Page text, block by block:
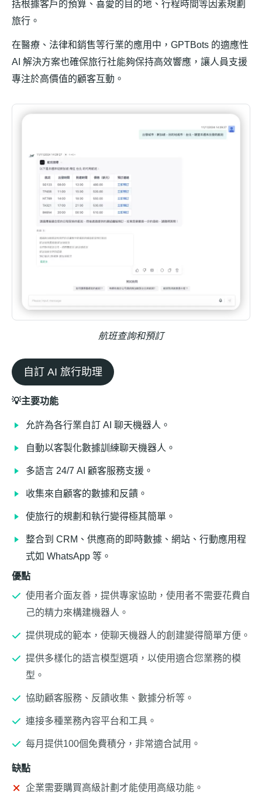
括根據客戶的預算、喜愛的目的地、行程時間等因素規劃
旅行。
在醫療、法律和銷售等行業的應用中，GPTBots 的適應性
AI 解決方案也確保旅行社能夠保持高效響應，讓人員支援
專注於高價值的顧客互動。
航班查詢和預訂
自訂 AI 旅行助理
💡主要功能
允許為各行業自訂 AI 聊天機器人。
自動以客製化數據訓練聊天機器人。
多語言 24/7 AI 顧客服務支援。
收集來自顧客的數據和反饋。
使旅行的規劃和執行變得極其簡單。
整合到 CRM、供應商的即時數據、網站、行動應用程
式如 WhatsApp 等。
優點
使用者介面友善，提供專家協助，使用者不需要花費自
己的精力來構建機器人。
提供現成的範本，使聊天機器人的創建變得簡單方便。
提供多樣化的語言模型選項，以使用適合您業務的模
型。
協助顧客服務、反饋收集、數據分析等。
連接多種業務內容平台和工具。
每月提供100個免費積分，非常適合試用。
缺點
企業需要購買高級計劃才能使用高級功能。